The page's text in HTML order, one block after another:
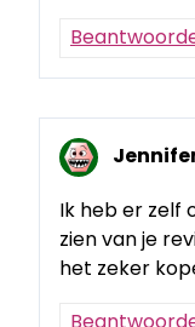
Ik heb er zelf
zien van je
het zeker